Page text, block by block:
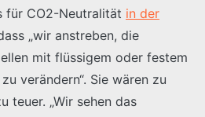
für CO2-Neutralität in der
„wir anstreben, die
mit flüssigem oder festem
verändern“. Sie wären zu
teuer. „Wir sehen das